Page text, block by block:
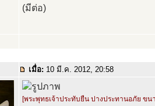
(มีต่อ)
เมื่อ: 10 มี.ค. 2012, 20:58
[พระพุทธเจ้าประทับยืน ปางประทานอภัย ข